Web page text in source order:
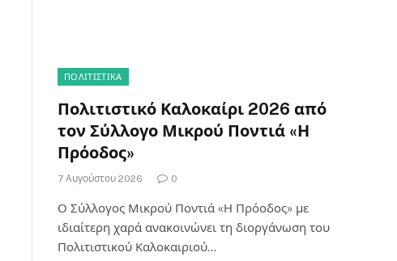
ΠΟΛΙΤΙΣΤΙΚΑ
Πολιτιστικό Καλοκαίρι 2026 από
τον Σύλλογο Μικρού Ποντιά «Η
Πρόοδος»
7 Αυγούστου 2026 0
Ο Σύλλογος Μικρού Ποντιά «Η Πρόοδος» με
ιδιαίτερη χαρά ανακοινώνει τη διοργάνωση του
Πολιτιστικού Καλοκαιριού…